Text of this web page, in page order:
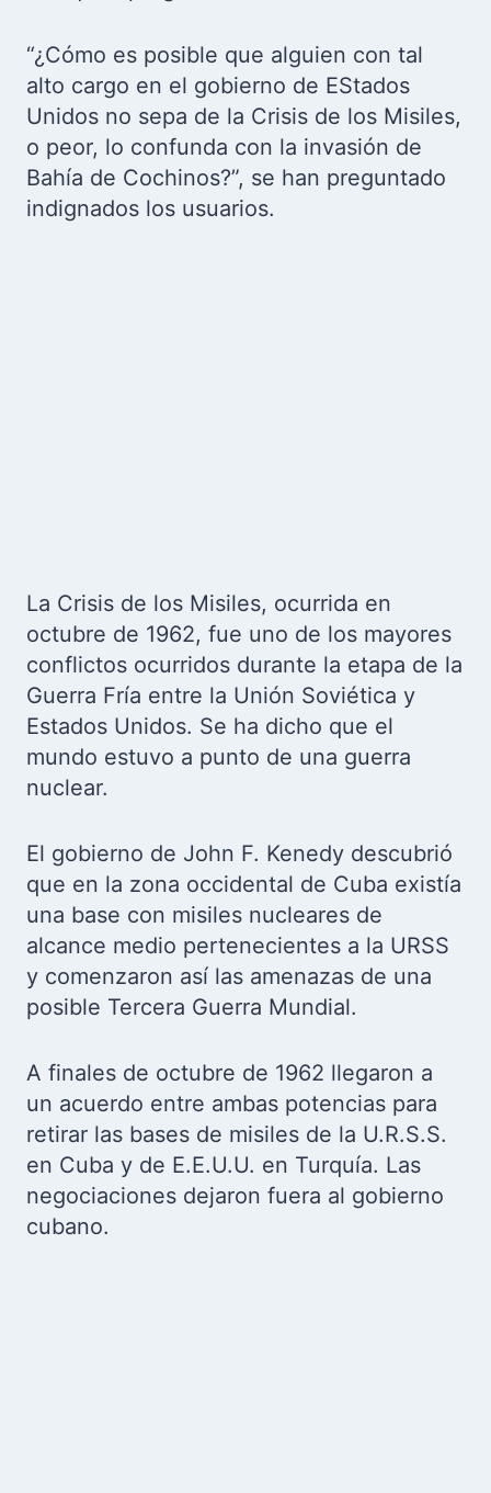
“¿Cómo es posible que alguien con tal
alto cargo en el gobierno de EStados
Unidos no sepa de la Crisis de los Misiles,
o peor, lo confunda con la invasión de
Bahía de Cochinos?”, se han preguntado
indignados los usuarios.
La Crisis de los Misiles, ocurrida en
octubre de 1962, fue uno de los mayores
conflictos ocurridos durante la etapa de la
Guerra Fría entre la Unión Soviética y
Estados Unidos. Se ha dicho que el
mundo estuvo a punto de una guerra
nuclear.
El gobierno de John F. Kenedy descubrió
que en la zona occidental de Cuba existía
una base con misiles nucleares de
alcance medio pertenecientes a la URSS
y comenzaron así las amenazas de una
posible Tercera Guerra Mundial.
A finales de octubre de 1962 llegaron a
un acuerdo entre ambas potencias para
retirar las bases de misiles de la U.R.S.S.
en Cuba y de E.E.U.U. en Turquía. Las
negociaciones dejaron fuera al gobierno
cubano.